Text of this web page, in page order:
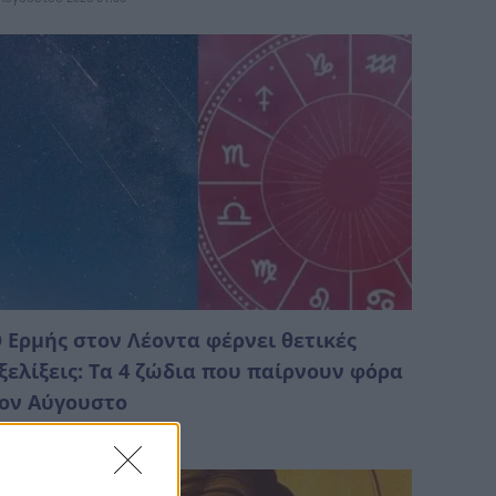
Ερμής στον Λέοντα φέρνει θετικές
Τα 4 ζώδια που παίρνουν φόρα
Αύγουστο